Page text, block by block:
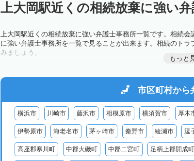
上大岡駅近くの相続放棄に強い
上大岡駅近くの相続放棄に強い弁護士事務所一覧です。相続
に強い弁護士事務所を一覧で見ることが出来ます。相続のト
みましょう。
もっと
市区町村から
横浜市 川崎市 藤沢市 相模原市 横須賀市 厚木
伊勢原市 海老名市 茅ヶ崎市 秦野市 綾瀬市 逗
高座郡寒川町 中郡大磯町 中郡二宮町 足柄上郡開成町